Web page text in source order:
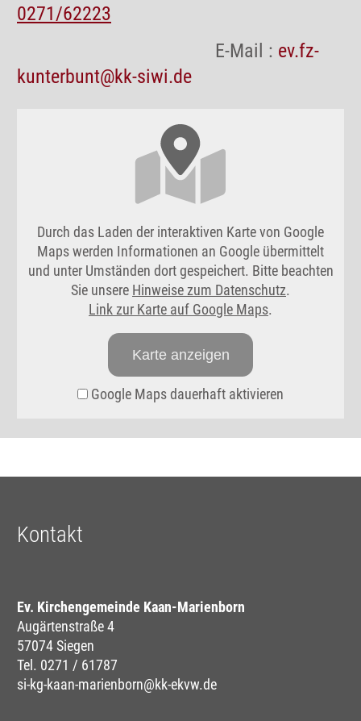
0271/62223
E-Mail : ev.fz-
kunterbunt@kk-siwi.de
Durch das Laden der interaktiven Karte von Google
Maps werden Informationen an Google übermittelt
und unter Umständen dort gespeichert. Bitte beachten
Sie unsere Hinweise zum Datenschutz.
Link zur Karte auf Google Maps.
Karte anzeigen
Google Maps dauerhaft aktivieren
Kontakt
Ev. Kirchengemeinde Kaan-Marienborn
Augärtenstraße 4
57074 Siegen
Tel. 0271 / 61787
si-kg-kaan-marienborn@kk-ekvw.de